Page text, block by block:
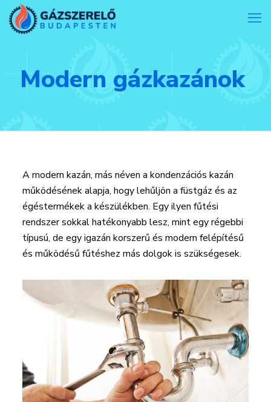
Modern gázkazánok
A modern kazán, más néven a kondenzációs kazán
működésének alapja, hogy lehűljön a füstgáz és az
égéstermékek a készülékben. Egy ilyen fűtési
rendszer sokkal hatékonyabb lesz, mint egy régebbi
típusú, de egy igazán korszerű és modern felépítésű
és működésű fűtéshez más dolgok is szükségesek.